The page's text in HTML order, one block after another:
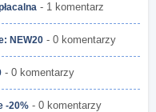
- 1 komentarz
NEW20 - 0 komentarzy
- 0 komentarzy
-20% - 0 komentarzy